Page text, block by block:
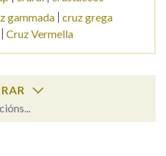
gammada cruz grega
Cruz Vermella